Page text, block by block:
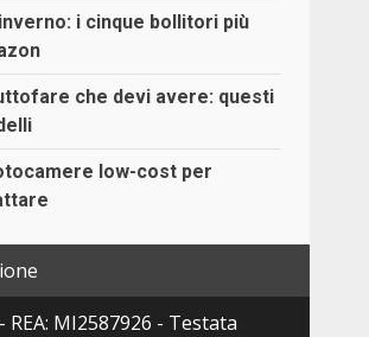
i cinque bollitori più
che devi avere: questi
low-cost per
MI2587926 - Testata